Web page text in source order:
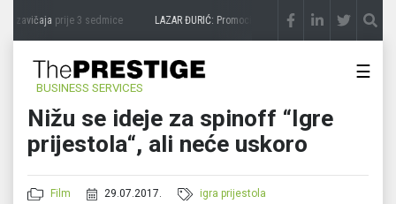
zavičajaprije 3 sedmice LAZAR ĐURIĆ: Promocija potencijal pretvara u destinaciju
BUSINESS SERVICES
☰
Nižu se ideje za spinoff “Igre
prijestola“, ali neće uskoro
Film 29.07.2017. igra prijestola